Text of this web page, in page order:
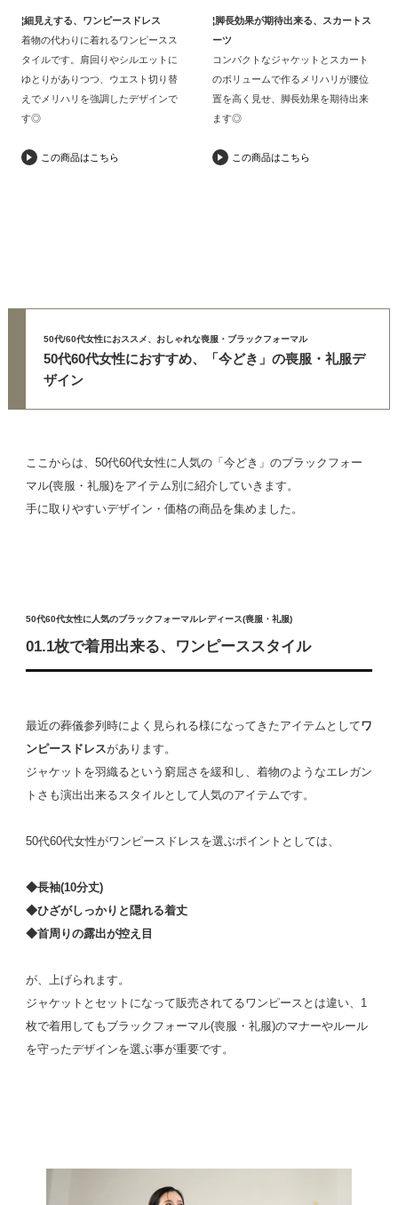
¦細見えする、ワンピースドレス
着物の代わりに着れるワンピースス
タイルです。肩回りやシルエットに
ゆとりがありつつ、ウエスト切り替
えでメリハリを強調したデザインで
す◎
この商品はこちら
¦脚長効果が期待出来る、スカートス
ーツ
コンパクトなジャケットとスカート
のボリュームで作るメリハリが腰位
置を高く見せ、脚長効果を期待出来
ます◎
この商品はこちら
50代/60代女性におススメ、おしゃれな喪服・ブラックフォーマル
50代60代女性におすすめ、「今どき」の喪服・礼服デ
ザイン
ここからは、50代60代女性に人気の「今どき」のブラックフォー
マル(喪服・礼服)をアイテム別に紹介していきます。
手に取りやすいデザイン・価格の商品を集めました。
50代60代女性に人気のブラックフォーマルレディース(喪服・礼服)
01.1枚で着用出来る、ワンピーススタイル
最近の葬儀参列時によく見られる様になってきたアイテムとしてワ
ンピースドレスがあります。
ジャケットを羽織るという窮屈さを緩和し、着物のようなエレガン
トさも演出出来るスタイルとして人気のアイテムです。
50代60代女性がワンピースドレスを選ぶポイントとしては、
◆長袖(10分丈)
◆ひざがしっかりと隠れる着丈
◆首周りの露出が控え目
が、上げられます。
ジャケットとセットになって販売されてるワンピースとは違い、1
枚で着用してもブラックフォーマル(喪服・礼服)のマナーやルール
を守ったデザインを選ぶ事が重要です。